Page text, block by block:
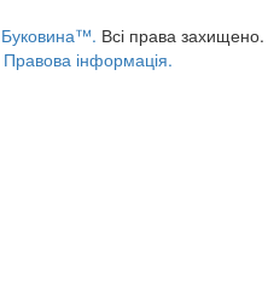
Всі права захищено.
Правова інформація.